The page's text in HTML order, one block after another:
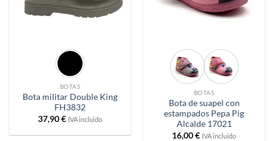
BOTAS
Bota militar Double King
FH3832
37,90€ IVA incluido
BOTAS
Bota de suapel con
estampados Pepa Pig
Alcalde 17021
16,00€ IVA incluido